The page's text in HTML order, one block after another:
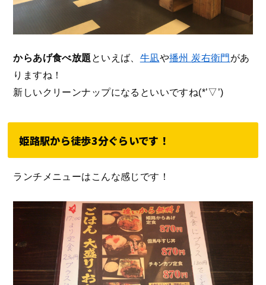
からあげ食べ放題 といえば、 牛凪や播州 炭右衛門があ
りますね！
新しいクリーンナップになるといいですね(*’▽’)
姫路駅から徒歩3分ぐらいです！
ランチメニューはこんな感じです！